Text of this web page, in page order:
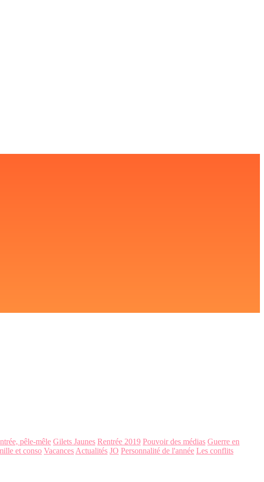
pêle-mêle Gilets Jaunes Rentrée 2019 Pouvoir des médias Guerre en
et conso Vacances Actualités JO Personnalité de l'année Les conflits